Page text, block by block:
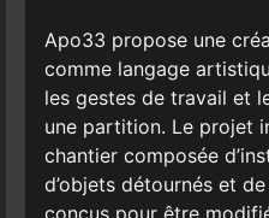
Apo33 propose une
comme langage
les gestes de travail et
une partition. Le projet
chantier composée
d’objets détournés et